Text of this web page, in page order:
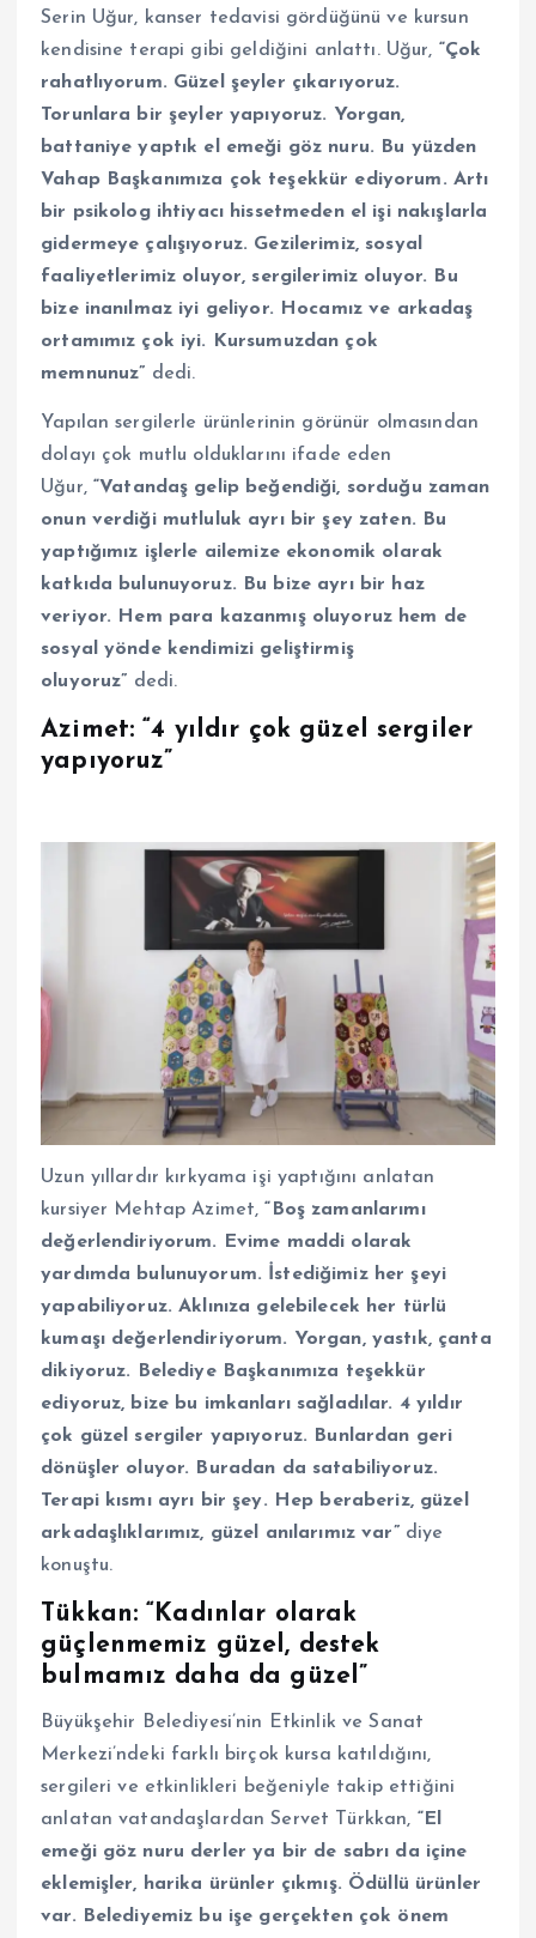
Serin Uğur, kanser tedavisi gördüğünü ve kursun
kendisine terapi gibi geldiğini anlattı. Uğur, “Çok
rahatlıyorum. Güzel şeyler çıkarıyoruz.
Torunlara bir şeyler yapıyoruz. Yorgan,
battaniye yaptık el emeği göz nuru. Bu yüzden
Vahap Başkanımıza çok teşekkür ediyorum. Artı
bir psikolog ihtiyacı hissetmeden el işi nakışlarla
gidermeye çalışıyoruz. Gezilerimiz, sosyal
faaliyetlerimiz oluyor, sergilerimiz oluyor. Bu
bize inanılmaz iyi geliyor. Hocamız ve arkadaş
ortamımız çok iyi. Kursumuzdan çok
memnunuz” dedi.
Yapılan sergilerle ürünlerinin görünür olmasından
dolayı çok mutlu olduklarını ifade eden
Uğur, “Vatandaş gelip beğendiği, sorduğu zaman
onun verdiği mutluluk ayrı bir şey zaten. Bu
yaptığımız işlerle ailemize ekonomik olarak
katkıda bulunuyoruz. Bu bize ayrı bir haz
veriyor. Hem para kazanmış oluyoruz hem de
sosyal yönde kendimizi geliştirmiş
oluyoruz” dedi.
Azimet: “4 yıldır çok güzel sergiler
yapıyoruz”
Uzun yıllardır kırkyama işi yaptığını anlatan
kursiyer Mehtap Azimet,“Boş zamanlarımı
değerlendiriyorum. Evime maddi olarak
yardımda bulunuyorum. İstediğimiz her şeyi
yapabiliyoruz. Aklınıza gelebilecek her türlü
kumaşı değerlendiriyorum. Yorgan, yastık, çanta
dikiyoruz. Belediye Başkanımıza teşekkür
ediyoruz, bize bu imkanları sağladılar. 4 yıldır
çok güzel sergiler yapıyoruz. Bunlardan geri
dönüşler oluyor. Buradan da satabiliyoruz.
Terapi kısmı ayrı bir şey. Hep beraberiz, güzel
arkadaşlıklarımız, güzel anılarımız var” diye
konuştu.
Tükkan: “Kadınlar olarak
güçlenmemiz güzel, destek
bulmamız daha da güzel”
Büyükşehir Belediyesi’nin Etkinlik ve Sanat
Merkezi’ndeki farklı birçok kursa katıldığını,
sergileri ve etkinlikleri beğeniyle takip ettiğini
anlatan vatandaşlardan Servet Türkkan, “El
emeği göz nuru derler ya bir de sabrı da içine
eklemişler, harika ürünler çıkmış. Ödüllü ürünler
var. Belediyemiz bu işe gerçekten çok önem